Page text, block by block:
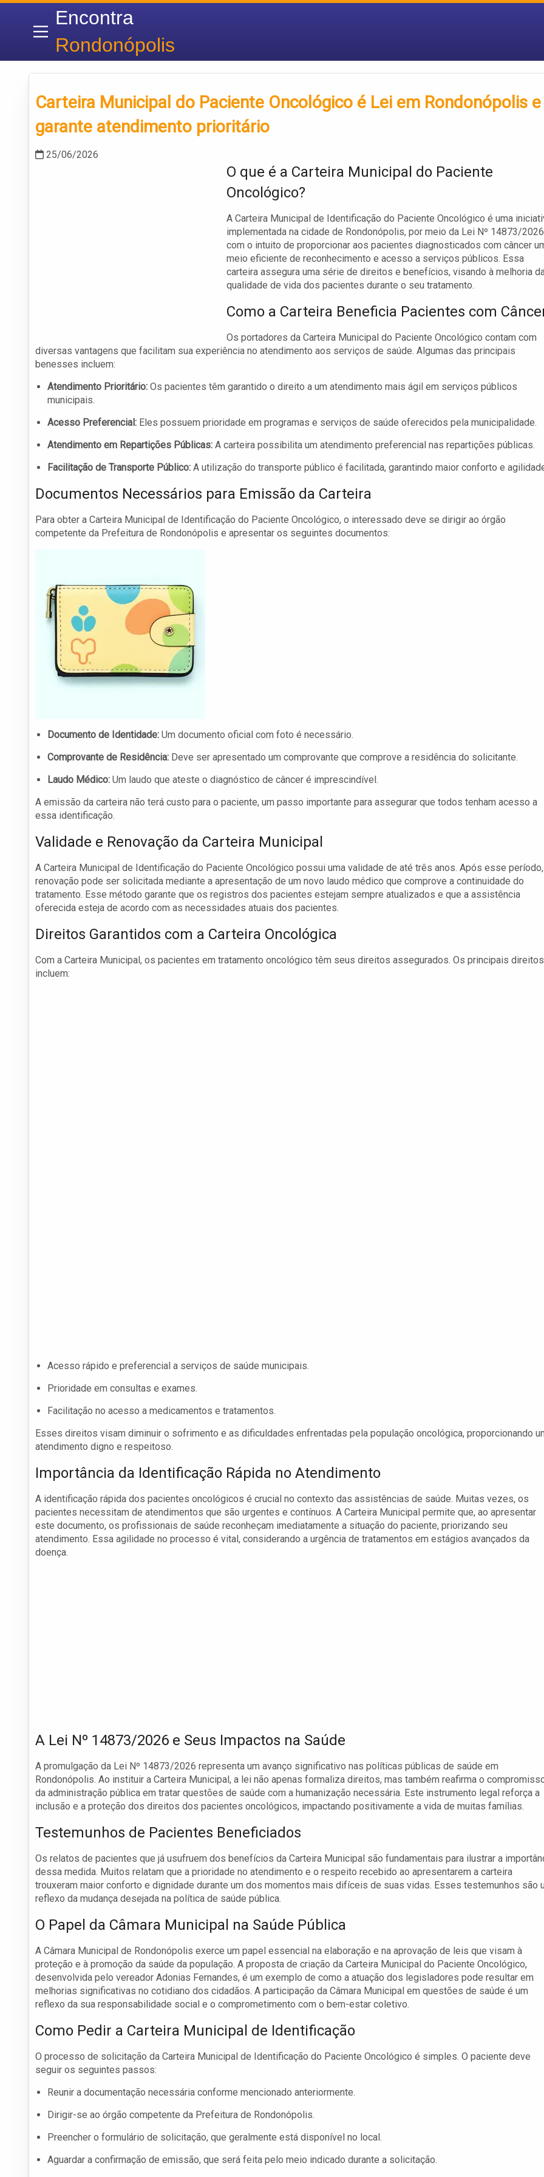
Encontra
Rondonópolis
Carteira Municipal do Paciente Oncológico é Lei em Rondonópolis e
garante atendimento prioritário
25/06/2026
O que é a Carteira Municipal do Paciente
Oncológico?
A Carteira Municipal de Identificação do Paciente Oncológico é uma
implementada na cidade de Rondonópolis, por meio da Lei Nº 14873/
com o intuito de proporcionar aos pacientes diagnosticados com câncer
meio eficiente de reconhecimento e acesso a serviços públicos. Essa
carteira assegura uma série de direitos e benefícios, visando à melhoria
qualidade de vida dos pacientes durante o seu tratamento.
Como a Carteira Beneficia Pacientes com
Os portadores da Carteira Municipal do Paciente Oncológico contam com
diversas vantagens que facilitam sua experiência no atendimento aos serviços de saúde. Algumas das principais
benesses incluem:
Atendimento Prioritário: Os pacientes têm garantido o direito a um atendimento mais ágil em serviços públicos
municipais.
Acesso Preferencial: Eles possuem prioridade em programas e serviços de saúde oferecidos pela municipalidade.
Atendimento em Repartições Públicas: A carteira possibilita um atendimento preferencial nas repartições públicas.
Facilitação de Transporte Público: A utilização do transporte público é facilitada, garantindo maior conforto e
Documentos Necessários para Emissão da Carteira
Para obter a Carteira Municipal de Identificação do Paciente Oncológico, o interessado deve se dirigir ao órgão
competente da Prefeitura de Rondonópolis e apresentar os seguintes documentos:
Documento de Identidade: Um documento oficial com foto é necessário.
Comprovante de Residência: Deve ser apresentado um comprovante que comprove a residência do solicitante.
Laudo Médico: Um laudo que ateste o diagnóstico de câncer é imprescindível.
A emissão da carteira não terá custo para o paciente, um passo importante para assegurar que todos tenham acesso a
essa identificação.
Validade e Renovação da Carteira Municipal
A Carteira Municipal de Identificação do Paciente Oncológico possui uma validade de até três anos. Após esse
renovação pode ser solicitada mediante a apresentação de um novo laudo médico que comprove a continuidade do
tratamento. Esse método garante que os registros dos pacientes estejam sempre atualizados e que a assistência
oferecida esteja de acordo com as necessidades atuais dos pacientes.
Direitos Garantidos com a Carteira Oncológica
Com a Carteira Municipal, os pacientes em tratamento oncológico têm seus direitos assegurados. Os principais direitos
incluem:
Acesso rápido e preferencial a serviços de saúde municipais.
Prioridade em consultas e exames.
Facilitação no acesso a medicamentos e tratamentos.
Esses direitos visam diminuir o sofrimento e as dificuldades enfrentadas pela população oncológica, proporcionando
atendimento digno e respeitoso.
Importância da Identificação Rápida no Atendimento
A identificação rápida dos pacientes oncológicos é crucial no contexto das assistências de saúde. Muitas vezes, os
pacientes necessitam de atendimentos que são urgentes e contínuos. A Carteira Municipal permite que, ao apresentar
este documento, os profissionais de saúde reconheçam imediatamente a situação do paciente, priorizando seu
atendimento. Essa agilidade no processo é vital, considerando a urgência de tratamentos em estágios avançados da
doença.
A Lei Nº 14873/2026 e Seus Impactos na Saúde
A promulgação da Lei Nº 14873/2026 representa um avanço significativo nas políticas públicas de saúde em
Rondonópolis. Ao instituir a Carteira Municipal, a lei não apenas formaliza direitos, mas também reafirma o
da administração pública em tratar questões de saúde com a humanização necessária. Este instrumento legal reforça a
inclusão e a proteção dos direitos dos pacientes oncológicos, impactando positivamente a vida de muitas famílias.
Testemunhos de Pacientes Beneficiados
Os relatos de pacientes que já usufruem dos benefícios da Carteira Municipal são fundamentais para ilustrar a
dessa medida. Muitos relatam que a prioridade no atendimento e o respeito recebido ao apresentarem a carteira
trouxeram maior conforto e dignidade durante um dos momentos mais difíceis de suas vidas. Esses testemunhos são
reflexo da mudança desejada na política de saúde pública.
O Papel da Câmara Municipal na Saúde Pública
A Câmara Municipal de Rondonópolis exerce um papel essencial na elaboração e na aprovação de leis que visam à
proteção e à promoção da saúde da população. A proposta de criação da Carteira Municipal do Paciente Oncológico,
desenvolvida pelo vereador Adonias Fernandes, é um exemplo de como a atuação dos legisladores pode resultar em
melhorias significativas no cotidiano dos cidadãos. A participação da Câmara Municipal em questões de saúde é um
reflexo da sua responsabilidade social e o comprometimento com o bem-estar coletivo.
Como Pedir a Carteira Municipal de Identificação
O processo de solicitação da Carteira Municipal de Identificação do Paciente Oncológico é simples. O paciente deve
seguir os seguintes passos:
Reunir a documentação necessária conforme mencionado anteriormente.
Dirigir-se ao órgão competente da Prefeitura de Rondonópolis.
Preencher o formulário de solicitação, que geralmente está disponível no local.
Aguardar a confirmação de emissão, que será feita pelo meio indicado durante a solicitação.